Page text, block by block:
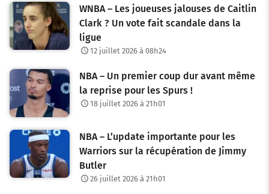
WNBA – Les joueuses jalouses de Caitlin
Clark ? Un vote fait scandale dans la
ligue
12 juillet 2026 à 08h24
NBA – Un premier coup dur avant même
la reprise pour les Spurs !
18 juillet 2026 à 21h01
NBA – L’update importante pour les
Warriors sur la récupération de Jimmy
Butler
26 juillet 2026 à 21h01